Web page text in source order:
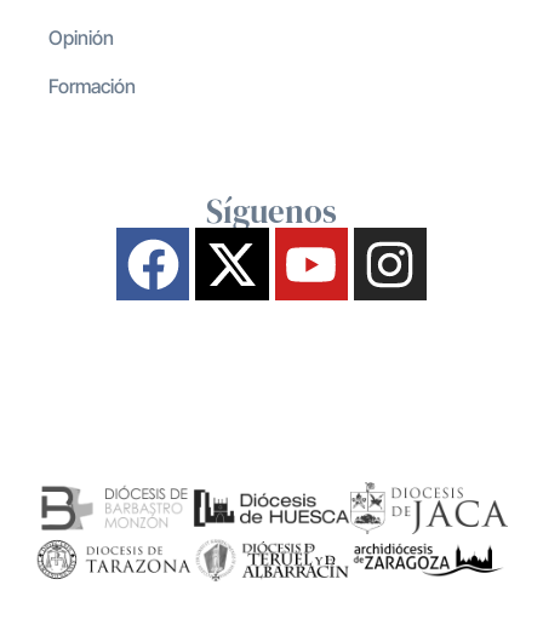
Opinión
Formación
Síguenos